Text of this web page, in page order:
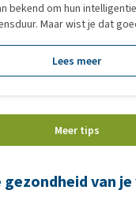
bekend om hun
Maar wist je dat
Veel
door jarenlange
waar een goed
gemengd voer risico’s met
moet geven.
Lees meer
Meer tips
gezondheid van